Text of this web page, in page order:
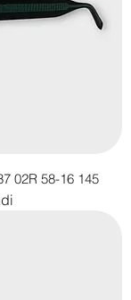
02R 58-16 145